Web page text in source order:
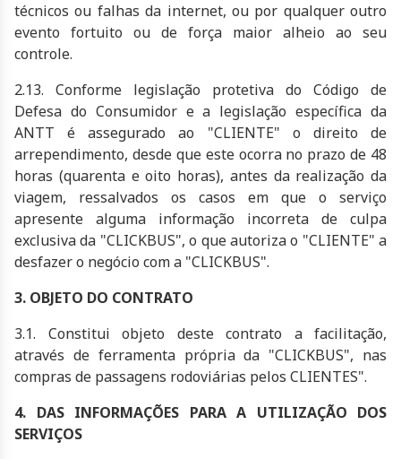
técnicos ou falhas da internet, ou por qualquer outro
evento fortuito ou de força maior alheio ao seu
controle.
2.13. Conforme legislação protetiva do Código de
Defesa do Consumidor e a legislação específica da
ANTT é assegurado ao "CLIENTE" o direito de
arrependimento, desde que este ocorra no prazo de 48
horas (quarenta e oito horas), antes da realização da
viagem, ressalvados os casos em que o serviço
apresente alguma informação incorreta de culpa
exclusiva da "CLICKBUS", o que autoriza o "CLIENTE" a
desfazer o negócio com a "CLICKBUS".
3. OBJETO DO CONTRATO
3.1. Constitui objeto deste contrato a facilitação,
através de ferramenta própria da "CLICKBUS", nas
compras de passagens rodoviárias pelos CLIENTES".
4. DAS INFORMAÇÕES PARA A UTILIZAÇÃO DOS
SERVIÇOS